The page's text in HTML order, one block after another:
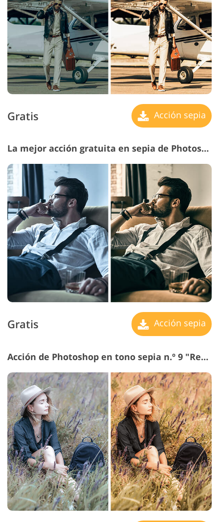
Gratis Acción sepia
La mejor acción gratuita en sepia de Photoshop n.º 8 "Retro Colors"
Gratis Acción sepia
Acción de Photoshop en tono sepia n.º 9 "Retro Film"